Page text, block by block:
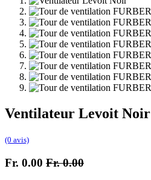
Ventilateur Levoit Noir
(0 avis)
Fr. 0.00 Fr.0.00